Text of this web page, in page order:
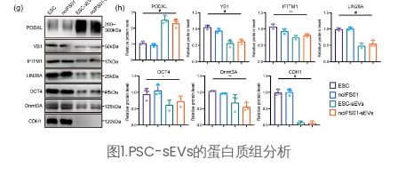
图1.PSC-sEVs的蛋白质组分析